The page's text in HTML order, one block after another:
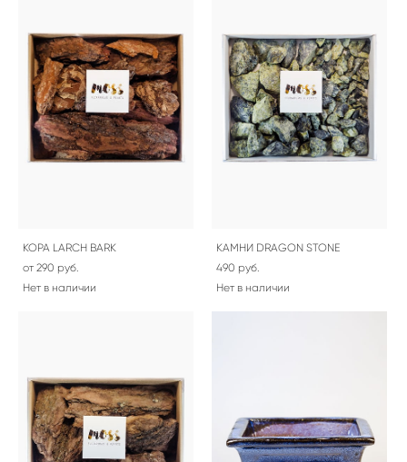
КОРА LARCH BARK
от 290 pуб.
Нет в наличии
КАМНИ DRAGON STONE
490 pуб.
Нет в наличии